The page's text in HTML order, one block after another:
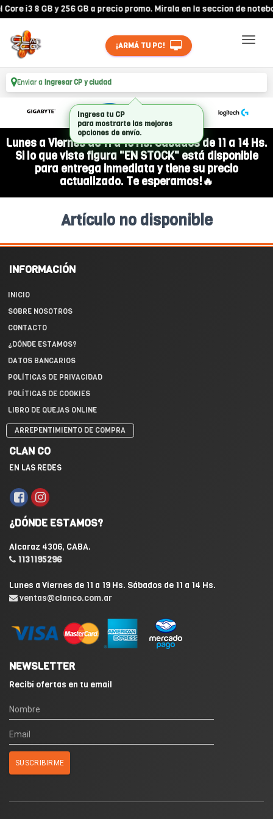
i3 8 GB y 256 GB a precio promo. Mirala en la seccion de
¡ARMÁ TU PC!
Enviar a Ingresar CP y ciudad
Lunes a Viernes de 11 a 19 Hs. Sábados de 11 a 14 Hs.
Si lo que viste figura "EN STOCK" está disponible
para entrega inmediata y tiene su precio
actualizado. Te esperamos!🔥
Artículo no disponible
INFORMACIÓN
INICIO
SOBRE NOSOTROS
CONTACTO
¿DÓNDE ESTAMOS?
DATOS BANCARIOS
POLÍTICAS DE PRIVACIDAD
POLÍTICAS DE COOKIES
LIBRO DE QUEJAS ONLINE
ARREPENTIMIENTO DE COMPRA
CLAN CO
EN LAS REDES
¿DÓNDE ESTAMOS?
Alcaraz 4306, CABA.
1131195296
Lunes a Viernes de 11 a 19 Hs. Sábados de 11 a 14 Hs.
ventas@clanco.com.ar
NEWSLETTER
Recibí ofertas en tu email
Ingresa tu CP
para mostrarte las mejores
opciones de envío.